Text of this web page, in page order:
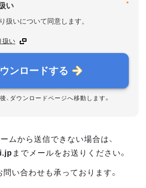
*
い
扱いについて同意します。
扱い
ンロードする
、ダウンロードページへ移動します。
ムから送信できない場合は、
までメールをお送りください。
い合わせも承っております。